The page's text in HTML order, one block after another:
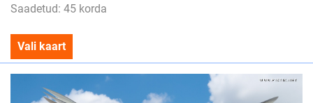
Saadetud: 45 korda
Vali kaart